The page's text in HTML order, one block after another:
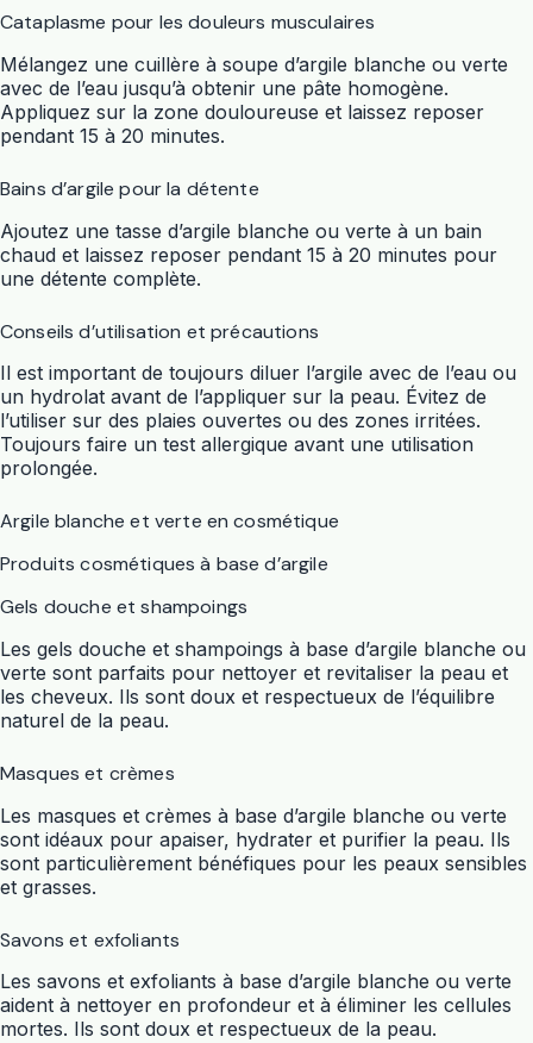
Cataplasme pour les douleurs musculaires
Mélangez une cuillère à soupe d’argile blanche ou verte
avec de l’eau jusqu’à obtenir une pâte homogène.
Appliquez sur la zone douloureuse et laissez reposer
pendant 15 à 20 minutes.
Bains d’argile pour la détente
Ajoutez une tasse d’argile blanche ou verte à un bain
chaud et laissez reposer pendant 15 à 20 minutes pour
une détente complète.
Conseils d’utilisation et précautions
Il est important de toujours diluer l’argile avec de l’eau ou
un hydrolat avant de l’appliquer sur la peau. Évitez de
l’utiliser sur des plaies ouvertes ou des zones irritées.
Toujours faire un test allergique avant une utilisation
prolongée.
Argile blanche et verte en cosmétique
Produits cosmétiques à base d’argile
Gels douche et shampoings
Les gels douche et shampoings à base d’argile blanche ou
verte sont parfaits pour nettoyer et revitaliser la peau et
les cheveux. Ils sont doux et respectueux de l’équilibre
naturel de la peau.
Masques et crèmes
Les masques et crèmes à base d’argile blanche ou verte
sont idéaux pour apaiser, hydrater et purifier la peau. Ils
sont particulièrement bénéfiques pour les peaux sensibles
et grasses.
Savons et exfoliants
Les savons et exfoliants à base d’argile blanche ou verte
aident à nettoyer en profondeur et à éliminer les cellules
mortes. Ils sont doux et respectueux de la peau.